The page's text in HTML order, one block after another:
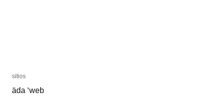
sitios
äda ‘web
sitios
äda ‘web